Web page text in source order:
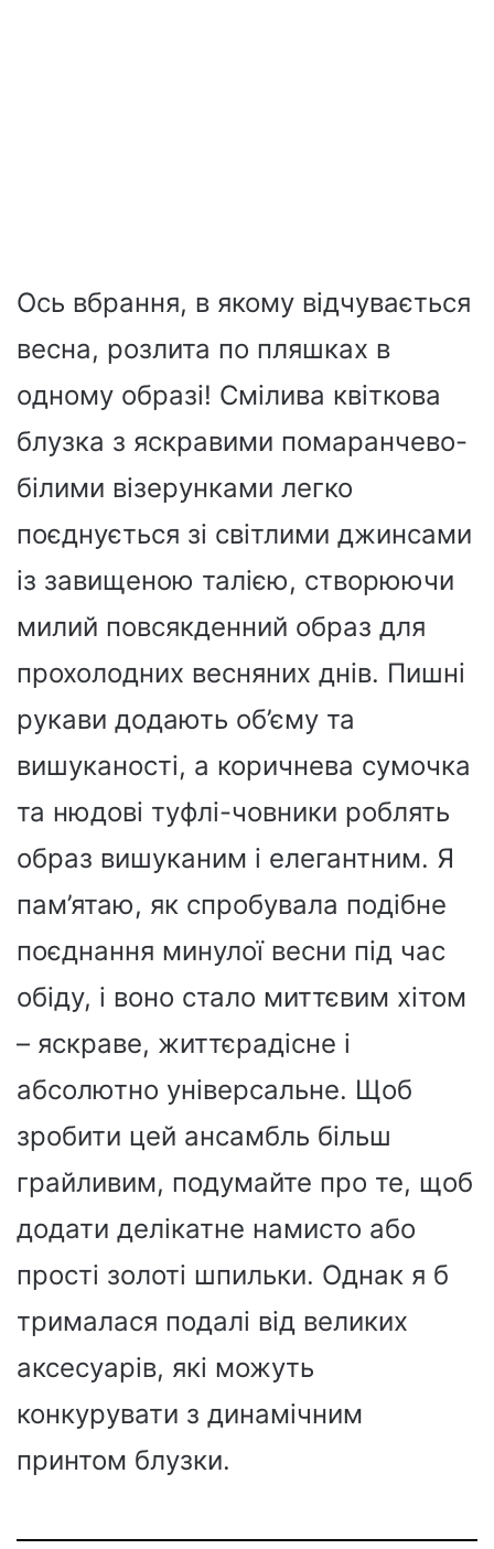
Ось вбрання, в якому відчувається
весна, розлита по пляшках в
одному образі! Смілива квіткова
блузка з яскравими помаранчево-
білими візерунками легко
поєднується зі світлими джинсами
із завищеною талією, створюючи
милий повсякденний образ для
прохолодних весняних днів. Пишні
рукави додають об’єму та
вишуканості, а коричнева сумочка
та нюдові туфлі-човники роблять
образ вишуканим і елегантним. Я
пам’ятаю, як спробувала подібне
поєднання минулої весни під час
обіду, і воно стало миттєвим хітом
– яскраве, життєрадісне і
абсолютно універсальне. Щоб
зробити цей ансамбль більш
грайливим, подумайте про те, щоб
додати делікатне намисто або
прості золоті шпильки. Однак я б
трималася подалі від великих
аксесуарів, які можуть
конкурувати з динамічним
принтом блузки.